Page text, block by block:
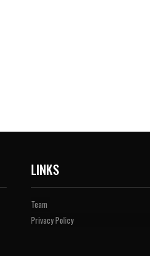
LINKS
Team
Privacy Policy